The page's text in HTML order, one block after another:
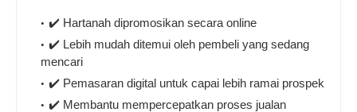
✔️ Hartanah dipromosikan secara online
✔️ Lebih mudah ditemui oleh pembeli yang sedang
mencari
✔️ Pemasaran digital untuk capai lebih ramai prospek
✔️ Membantu mempercepatkan proses jualan